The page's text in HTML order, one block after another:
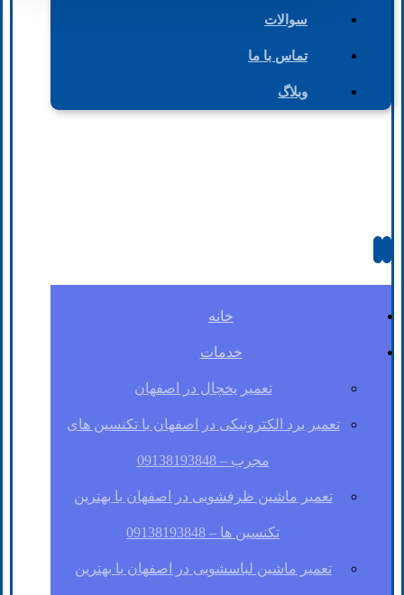
سوالات
تماس با ما
وبلاگ
خانه
خدمات
تعمیر یخچال در اصفهان
تعمیر برد الکترونیکی در اصفهان با تکنسین های
مجرب – 09138193848
تعمیر ماشین ظرفشویی در اصفهان با بهترین
تکنسین ها – 09138193848
تعمیر ماشین لباسشویی در اصفهان با بهترین